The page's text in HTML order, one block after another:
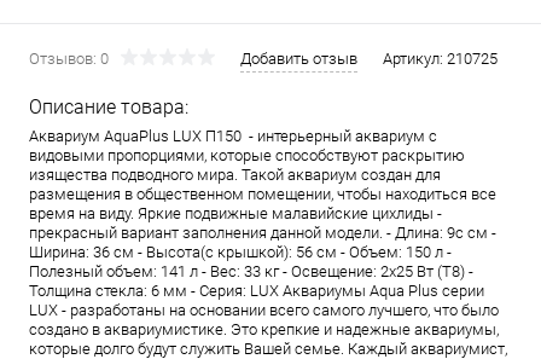
Отзывов: 0 Добавить отзыв Артикул: 210725
Описание товара:
Аквариум AquaPlus LUX П150 - интерьерный аквариум с
видовыми пропорциями, которые способствуют раскрытию
изящества подводного мира. Такой аквариум создан для
размещения в общественном помещении, чтобы находиться все
время на виду. Яркие подвижные малавийские цихлиды -
прекрасный вариант заполнения данной модели. - Длина: 9с см -
Ширина: 36 см - Высота(с крышкой): 56 см - Объем: 150 л -
Полезный объем: 141 л - Вес: 33 кг - Освещение: 2х25 Вт (Т8) -
Толщина стекла: 6 мм - Серия: LUX Аквариумы Aqua Plus серии
LUX - разработаны на основании всего самого лучшего, что было
создано в аквариумистике. Это крепкие и надежные аквариумы,
которые долго будут служить Вашей семье. Каждый аквариумист,